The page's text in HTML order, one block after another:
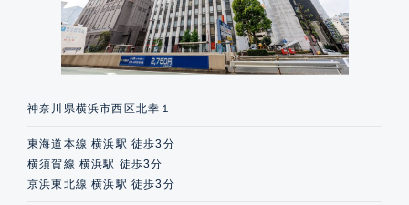
神奈川県横浜市西区北幸１
東海道本線 横浜駅 徒歩3分
横須賀線 横浜駅 徒歩3分
京浜東北線 横浜駅 徒歩3分